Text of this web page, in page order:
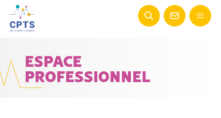
ESPACE
PROFESSIONNEL